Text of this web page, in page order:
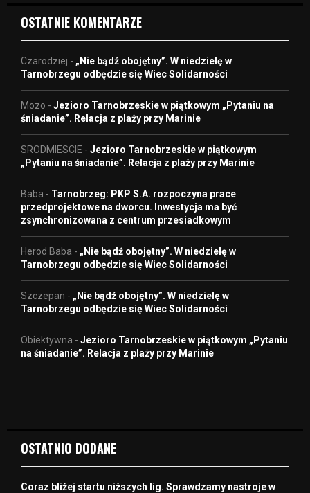
OSTATNIE KOMENTARZE
Czarodziej - „Nie bądź obojętny”. W niedzielę w
Tarnobrzegu odbędzie się Wiec Solidarności
Mozo - Jezioro Tarnobrzeskie w piątkowym „Pytaniu na
śniadanie”. Relacja z plaży przy Marinie
SRODMIESCIE - Jezioro Tarnobrzeskie w piątkowym
„Pytaniu na śniadanie”. Relacja z plaży przy Marinie
Baba - Tarnobrzeg: PKP S.A. rozpoczyna prace
przedprojektowe na dworcu. Inwestycja ma być
zsynchronizowana z centrum przesiadkowym
Herod Baba - „Nie bądź obojętny”. W niedzielę w
Tarnobrzegu odbędzie się Wiec Solidarności
Szczepan - „Nie bądź obojętny”. W niedzielę w
Tarnobrzegu odbędzie się Wiec Solidarności
Obiektywna - Jezioro Tarnobrzeskie w piątkowym „Pytaniu
na śniadanie”. Relacja z plaży przy Marinie
OSTATNIO DODANE
Coraz bliżej startu niższych lig. Sprawdzamy nastroje w